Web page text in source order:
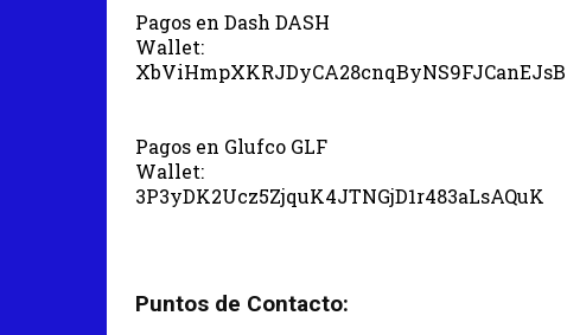
Pagos en Dash DASH
Wallet:
XbViHmpXKRJDyCA28cnqByNS9FJCanEJsB
Pagos en Glufco GLF
Wallet:
3P3yDK2Ucz5ZjquK4JTNGjD1r483aLsAQuK
Puntos de Contacto: